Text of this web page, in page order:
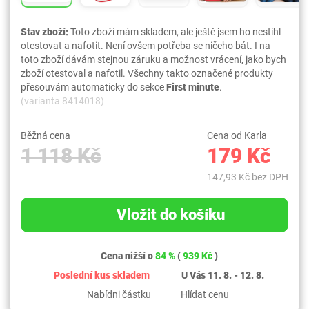
Stav zboží:Toto zboží mám skladem, ale ještě jsem ho nestihl
otestovat a nafotit. Není ovšem potřeba se ničeho bát. I na
toto zboží dávám stejnou záruku a možnost vrácení, jako bych
zboží otestoval a nafotil. Všechny takto označené produkty
přesouvám automaticky do sekceFirst minute.
(varianta 8414018)
Běžná cena
1 118 Kč
Cena od Karla
179 Kč
147,93 Kč bez DPH
Vložit do košíku
Cena nižší o84 %(939 Kč)
Poslední kus skladem
U Vás 11. 8. - 12. 8.
Nabídni částku
Hlídat cenu